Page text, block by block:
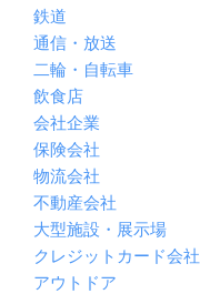
鉄道
通信・放送
二輪・自転車
飲食店
会社企業
保険会社
物流会社
不動産会社
大型施設・展示場
クレジットカード会社
アウトドア